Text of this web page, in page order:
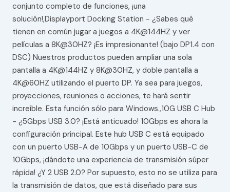
conjunto completo de funciones, ¡una
solución!,Displayport Docking Station - ¿Sabes qué
tienen en común jugar a juegos a 4K@144HZ y ver
películas a 8K@30HZ? ¡Es impresionante! (bajo DP1.4 con
DSC) Nuestros productos pueden ampliar una sola
pantalla a 4K@144HZ y 8K@30HZ, y doble pantalla a
4K@60HZ utilizando el puerto DP. Ya sea para juegos,
proyecciones, reuniones o acciones, te hará sentir
increíble. Esta función sólo para Windows.,10G USB C Hub
- ¿5Gbps USB 3.0? ¡Está anticuado! 10Gbps es ahora la
configuración principal. Este hub USB C está equipado
con un puerto USB-A de 10Gbps y un puerto USB-C de
10Gbps, ¡dándote una experiencia de transmisión súper
rápida! ¿Y 2 USB 2.0? Por supuesto, esto no se utiliza para
la transmisión de datos, que está diseñado para sus